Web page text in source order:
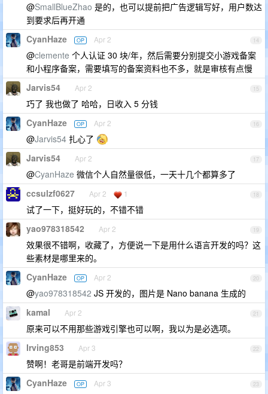
@SmallBlueZhao 是的，也可以提前把广告逻辑写好，用户数达
到要求后再开通
14
CyanHaze OP Apr 2
@clemente 个人认证 30 块/年，然后需要分别提交小游戏备案
和小程序备案，需要填写的备案资料也不多，就是审核有点慢
15
Jarvis54 Apr 2
巧了 我也做了 哈哈，日收入 5 分钱
16
CyanHaze OP Apr 2
@Jarvis54 扎心了
17
Jarvis54 Apr 2
@CyanHaze 微信个人自然量很低，一天十几个都算多了
18
ccsulzf0627 Apr 2 1
试了一下，挺好玩的，不错不错
19
yao978318542 Apr 2
效果很不错啊，收藏了，方便说一下是用什么语言开发的吗？这
些素材是哪里来的。
20
CyanHaze OP Apr 2
@yao978318542 JS 开发的，图片是 Nano banana 生成的
21
kamal Apr 2
原来可以不用那些游戏引擎也可以啊，我以为是必选项。
22
Irving853 Apr 3
赞啊！老哥是前端开发吗？
23
CyanHaze OP Apr 3